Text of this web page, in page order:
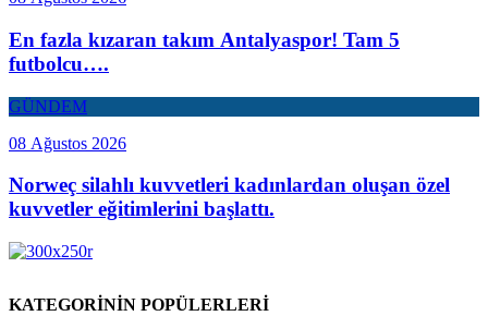
En fazla kızaran takım Antalyaspor! Tam 5
futbolcu….
GÜNDEM
08 Ağustos 2026
Norweç silahlı kuvvetleri kadınlardan oluşan özel
kuvvetler eğitimlerini başlattı.
KATEGORİNİN POPÜLERLERİ